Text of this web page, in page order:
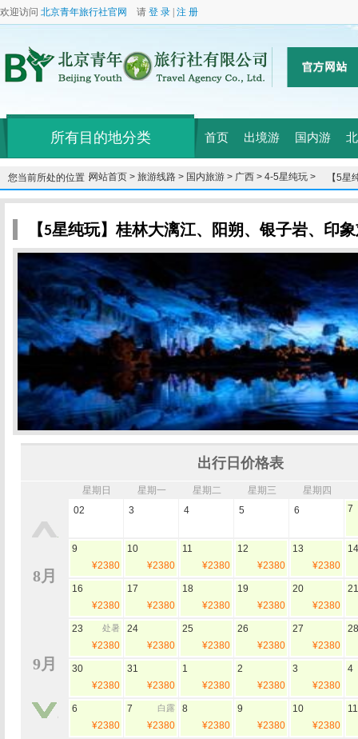
欢迎访问 北京青年旅行社官网 请 登 录 注 册
所有目的地分类 首页 出境游 国内游
您当前所处的位置：网站首页 > 旅游线路 > 国内旅游 > 广西 > 4-5星纯玩 >
【5
双卧6
【5星纯玩】桂林大漓江、阳朔、银子岩、印
出行日价格表
8月
9月
星期日 星期一 星期二 星期三 星期四
02
3 4 5 6 7
9
¥2380
10
¥2380
11
¥2380
12
¥2380
13
¥2380
14
16
¥2380
17
¥2380
18
¥2380
19
¥2380
20
¥2380
21
23 处暑
¥2380
24
¥2380
25
¥2380
26
¥2380
27
¥2380
28
30
¥2380
31
¥2380
1
¥2380
2
¥2380
3
¥2380
4
6
¥2380
7 白露
¥2380
8
¥2380
9
¥2380
10
¥2380
11